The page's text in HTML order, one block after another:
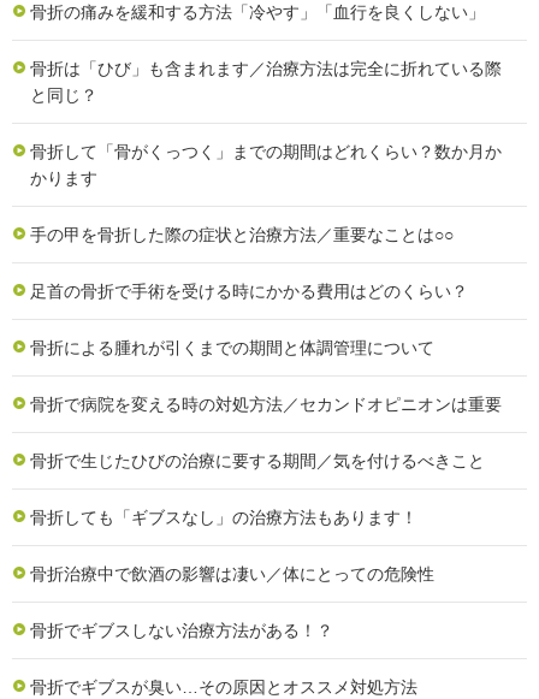
骨折の痛みを緩和する方法「冷やす」「血行を良くしない」
骨折は「ひび」も含まれます／治療方法は完全に折れている際
と同じ？
骨折して「骨がくっつく」までの期間はどれくらい？数か月か
かります
手の甲を骨折した際の症状と治療方法／重要なことは○○
足首の骨折で手術を受ける時にかかる費用はどのくらい？
骨折による腫れが引くまでの期間と体調管理について
骨折で病院を変える時の対処方法／セカンドオピニオンは重要
骨折で生じたひびの治療に要する期間／気を付けるべきこと
骨折しても「ギブスなし」の治療方法もあります！
骨折治療中で飲酒の影響は凄い／体にとっての危険性
骨折でギブスしない治療方法がある！？
骨折でギブスが臭い…その原因とオススメ対処方法